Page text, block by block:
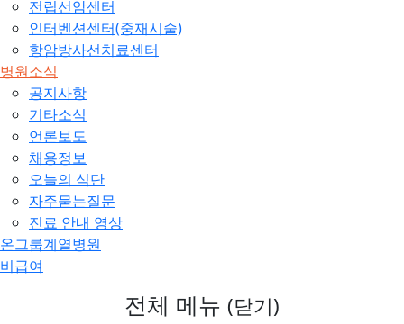
전립선암센터
인터벤션센터(중재시술)
항암방사선치료센터
병원소식
공지사항
기타소식
언론보도
채용정보
오늘의 식단
자주묻는질문
진료 안내 영상
온그룹계열병원
비급여
전체 메뉴 (닫기)